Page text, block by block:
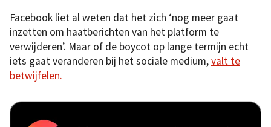
Facebook liet al weten dat het zich ‘nog meer gaat
inzetten om haatberichten van het platform te
verwijderen’. Maar of de boycot op lange termijn echt
iets gaat veranderen bij het sociale medium,valt te
betwijfelen.